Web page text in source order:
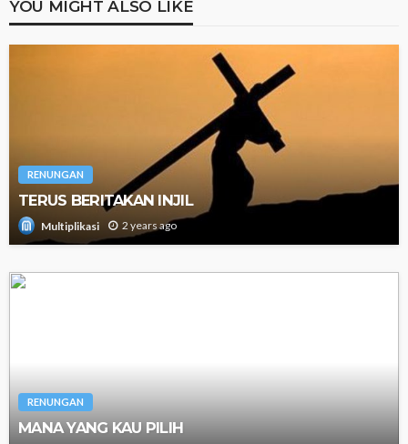
YOU MIGHT ALSO LIKE
RENUNGAN
TERUS BERITAKAN INJIL
Multiplikasi 2 years ago
RENUNGAN
MANA YANG KAU PILIH